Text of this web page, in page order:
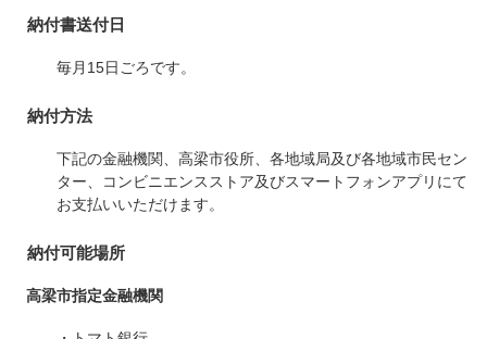
納付書送付日
毎月15日ごろです。
納付方法
下記の金融機関、高梁市役所、各地域局及び各地域市民セン
ター、コンビニエンスストア及びスマートフォンアプリにて
お支払いいただけます。
納付可能場所
高梁市指定金融機関